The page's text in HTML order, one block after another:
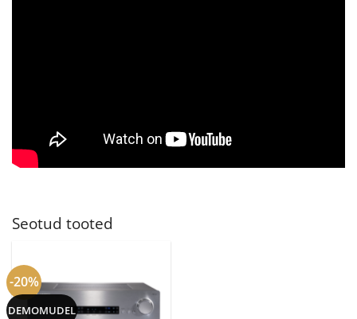
Seotud tooted
-20%
DEMOMUDEL